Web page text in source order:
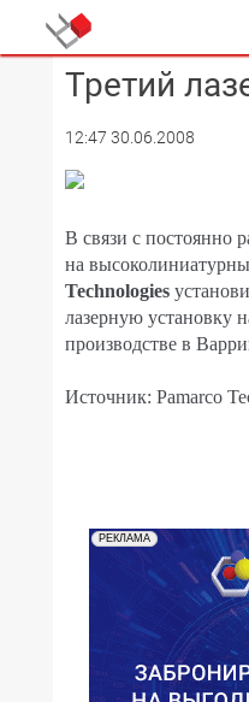
Третий
12:47 30.06.2008
В связи с постоянно
на
Technologies
лазерную установку
производстве в
Источник: Pamarco
РЕКЛАМА